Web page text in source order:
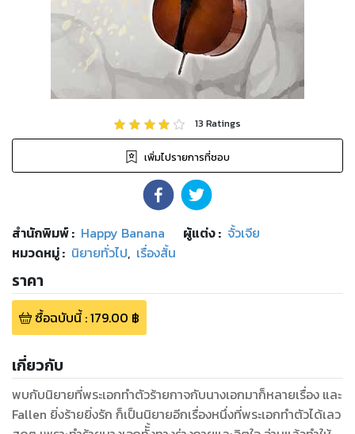
13 Ratings
เพิ่มไปรายการที่ชอบ
สำนักพิมพ์: Happy Banana ผู้แต่ง : จั้วเจีย
หมวดหมู่: นิยายทั่วไป, เรื่องสั้น
ราคา
ซื้อฉบับนี้:179.00 ฿
เกี่ยวกับ
พบกับนิยายที่พระเอกทำตัวร้ายกาจกับนางเอกมาก็หลายเรื่อง และ
Fallen ยิ่งร้ายยิ่งรัก ก็เป็นนิยายอีกเรื่องหนึ่งที่พระเอกทำตัวได้เลว